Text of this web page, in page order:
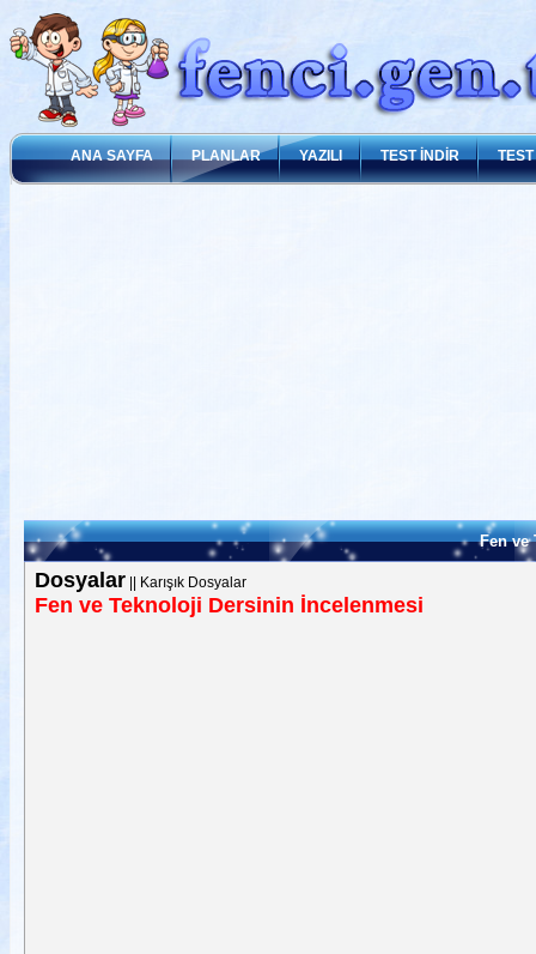
ANA SAYFA PLANLAR YAZILI TEST İNDİR
Fen ve
Dosyalar|| Karışık Dosyalar
Fen ve Teknoloji Dersinin İncelenmesi